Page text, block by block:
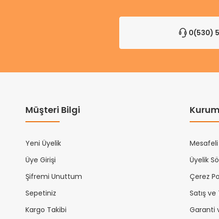
0(530)
Müşteri Bilgi
Yeni Üyelik
Üye Girişi
Şifremi Unuttum
Sepetiniz
Kargo Takibi
Mesafeli
Üyelik
Çerez
Satış
Garanti